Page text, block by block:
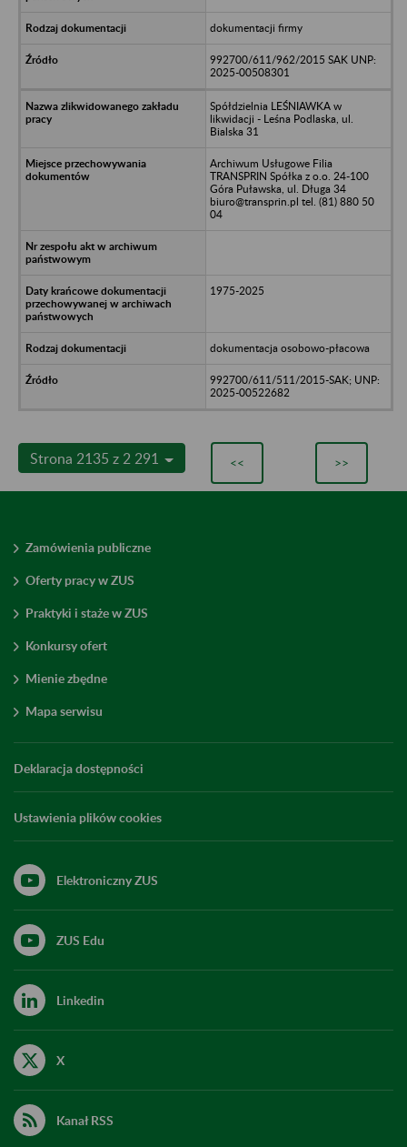
dokumentacji firmy
992700/611/962/2015 SAK UNP:
2025-00508301
Spółdzielnia LEŚNIAWKA w
likwidacji - Leśna Podlaska, ul.
Bialska 31
Archiwum Usługowe Filia
TRANSPRIN Spółka z o.o. 24-100
Góra Puławska, ul. Długa 34
biuro@transprin.pl tel. (81) 880 50
04
1975-2025
dokumentacja osobowo-płacowa
992700/611/511/2015-SAK; UNP:
2025-00522682
Strona 2135 z 2 291 << >>
Zamówienia publiczne
Oferty pracy w ZUS
Praktyki i staże w ZUS
Konkursy ofert
Mienie zbędne
Mapa serwisu
Deklaracja dostępności
Ustawienia plików cookies
Elektroniczny ZUS
ZUS Edu
Linkedin
X
Kanał RSS